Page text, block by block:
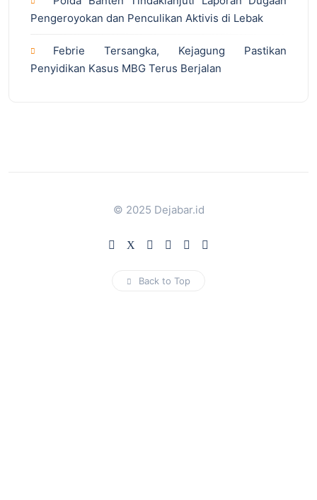
Pengeroyokan dan Penculikan Aktivis di Lebak
Febrie Tersangka, Kejagung Pastikan
Penyidikan Kasus MBG Terus Berjalan
© 2025 Dejabar.id
Back to Top